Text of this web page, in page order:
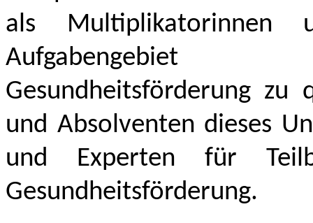
als Multiplikatorinnen
Aufgabengebiet
Gesundheitsförderung zu
und Absolventen dieses
und Experten für
Gesundheitsförderung.